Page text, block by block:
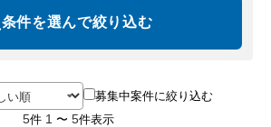
条件を選んで絞り込む
募集中案件に絞り込む
5件 1 〜 5件表示